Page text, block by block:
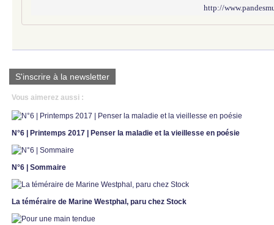
http://
S'inscrire à la newsletter
Vous aimerez aussi :
N°6 | Printemps 2017 | Penser la maladie et la vieillesse en poésie
N°6 | Sommaire
La téméraire de Marine Westphal, paru chez Stock